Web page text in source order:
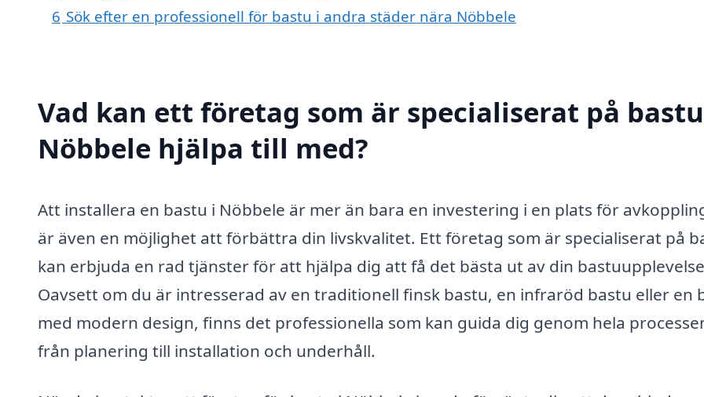
6 Sök efter en professionell för bastu i andra städer nära Nöbbele
Vad kan ett företag som är specialiserat på
Nöbbele hjälpa till med?
Att installera en bastu i Nöbbele är mer än bara en investering i en plats för
är även en möjlighet att förbättra din livskvalitet. Ett företag som är specialiserat på
kan erbjuda en rad tjänster för att hjälpa dig att få det bästa ut av din
Oavsett om du är intresserad av en traditionell finsk bastu, en infraröd bastu eller en
med modern design, finns det professionella som kan guida dig genom hela
från planering till installation och underhåll.